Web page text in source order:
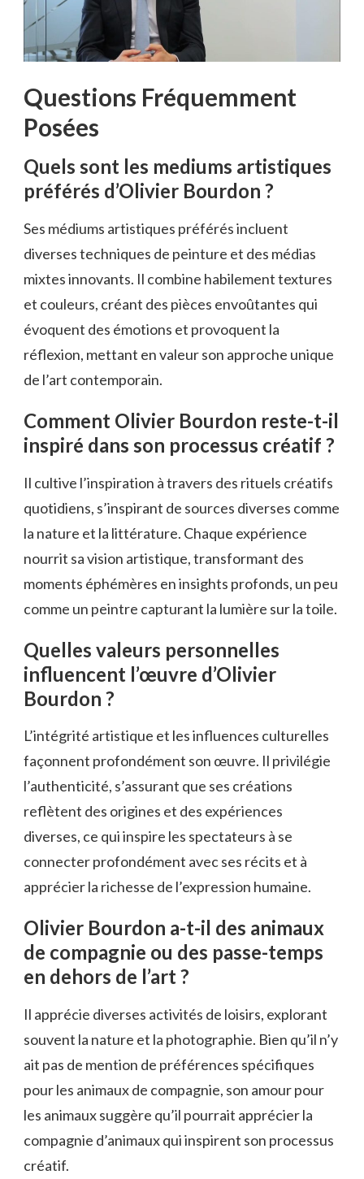
Questions Fréquemment
Posées
Quels sont les mediums artistiques
préférés d’Olivier Bourdon ?
Ses médiums artistiques préférés incluent
diverses techniques de peinture et des médias
mixtes innovants. Il combine habilement textures
et couleurs, créant des pièces envoûtantes qui
évoquent des émotions et provoquent la
réflexion, mettant en valeur son approche unique
de l’art contemporain.
Comment Olivier Bourdon reste-t-il
inspiré dans son processus créatif ?
Il cultive l’inspiration à travers des rituels créatifs
quotidiens, s’inspirant de sources diverses comme
la nature et la littérature. Chaque expérience
nourrit sa vision artistique, transformant des
moments éphémères en insights profonds, un peu
comme un peintre capturant la lumière sur la toile.
Quelles valeurs personnelles
influencent l’œuvre d’Olivier
Bourdon ?
L’intégrité artistique et les influences culturelles
façonnent profondément son œuvre. Il privilégie
l’authenticité, s’assurant que ses créations
reflètent des origines et des expériences
diverses, ce qui inspire les spectateurs à se
connecter profondément avec ses récits et à
apprécier la richesse de l’expression humaine.
Olivier Bourdon a-t-il des animaux
de compagnie ou des passe-temps
en dehors de l’art ?
Il apprécie diverses activités de loisirs, explorant
souvent la nature et la photographie. Bien qu’il n’y
ait pas de mention de préférences spécifiques
pour les animaux de compagnie, son amour pour
les animaux suggère qu’il pourrait apprécier la
compagnie d’animaux qui inspirent son processus
créatif.